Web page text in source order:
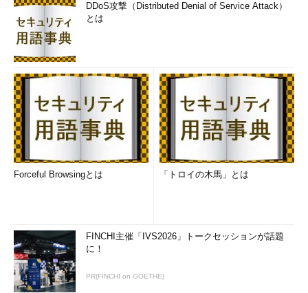
DDoS攻撃（Distributed Denial of Service Attack）
とは
Forceful Browsingとは 「トロイの木馬」とは
FINCHI主催「IVS2026」トークセッションが話題
に！
PR(FINCHI on GOETHE)